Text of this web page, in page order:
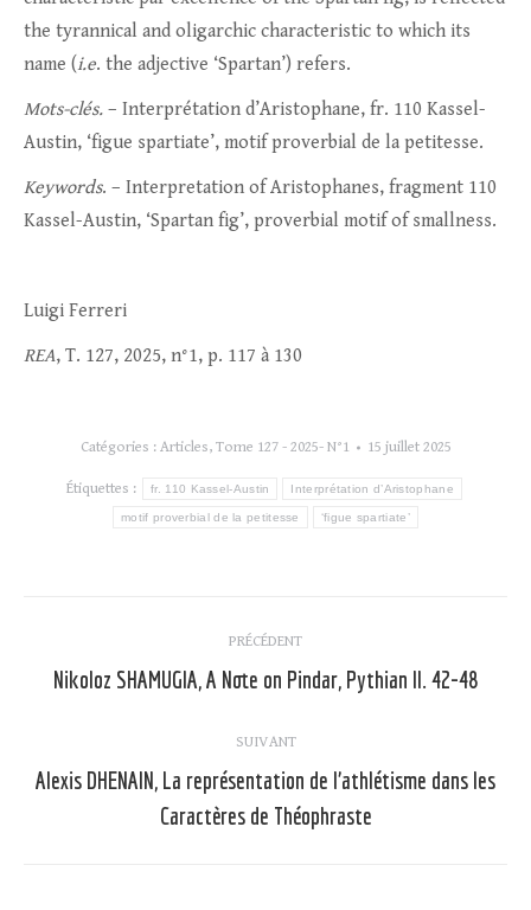
the tyrannical and oligarchic characteristic to which its
name (i.e. the adjective ‘Spartan’) refers.
Mots-clés. – Interprétation d’Aristophane, fr. 110 Kassel-
Austin, ‘figue spartiate’, motif proverbial de la petitesse.
Keywords. – Interpretation of Aristophanes, fragment 110
Kassel-Austin, ‘Spartan fig’, proverbial motif of smallness.
Luigi Ferreri
REA, T. 127, 2025, n°1, p. 117 à 130
Catégories : Articles, Tome 127 - 2025- N°1 15 juillet 2025
Étiquettes : fr. 110 Kassel-Austin Interprétation d’Aristophane
motif proverbial de la petitesse ‘figue spartiate’
article
PRÉCÉDENT
Article
:
Nikoloz SHAMUGIA, A Note on Pindar, Pythian II. 42-48
SUIVANT
Article
suivant
Alexis DHENAIN, La représentation de l’athlétisme dans les
Caractères de Théophraste